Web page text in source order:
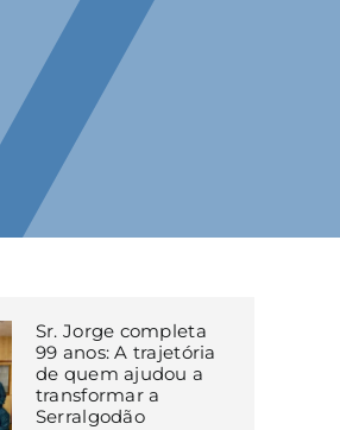
Sr. Jorge completa
99 anos: A trajetória
de quem ajudou a
transformar a
Serralgodão